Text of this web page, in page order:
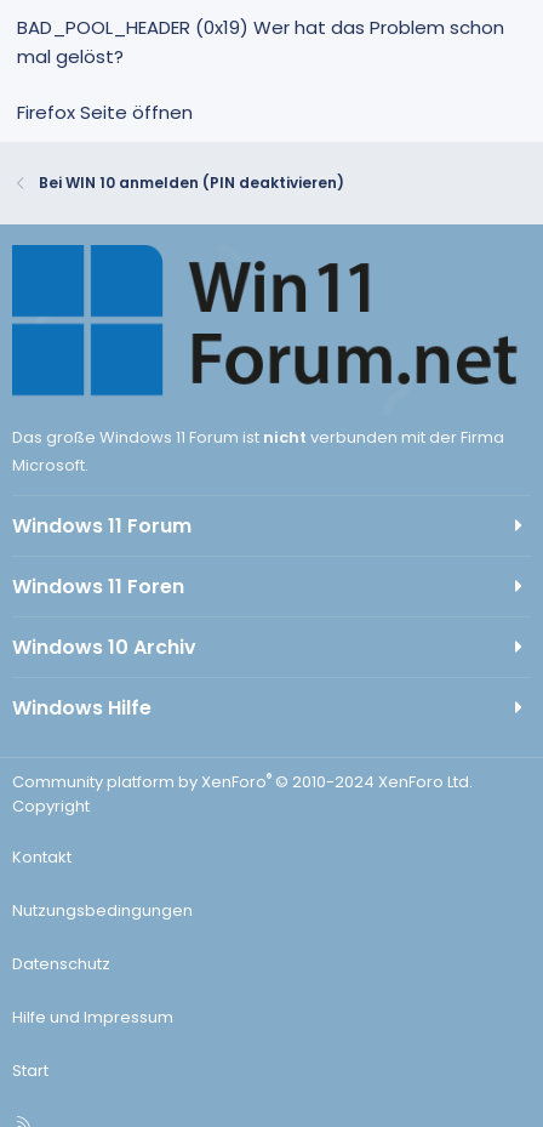
BAD_POOL_HEADER (0x19) Wer hat das Problem schon
mal gelöst?
Firefox Seite öffnen
Bei WIN 10 anmelden (PIN deaktivieren)
Das große Windows 11 Forum ist nicht verbunden mit der Firma
Microsoft.
Windows 11 Forum
Windows 11 Foren
Windows 10 Archiv
Windows Hilfe
Community platform by XenForo® © 2010-2024 XenForo Ltd.
Copyright
Kontakt
Nutzungsbedingungen
Datenschutz
Hilfe und Impressum
Start